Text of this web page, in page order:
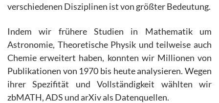
verschiedenen Disziplinen ist von größter Bedeutung.
Indem wir frühere Studien in Mathematik um
Astronomie, Theoretische Physik und teilweise auch
Chemie erweitert haben, konnten wir Millionen von
Publikationen von 1970 bis heute analysieren. Wegen
ihrer Spezifität und Vollständigkeit wählten wir
zbMATH, ADS und arXiv als Datenquellen.